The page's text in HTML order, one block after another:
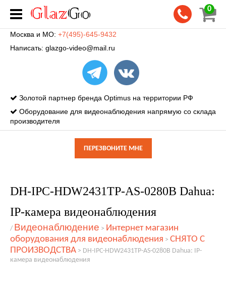
0
Москва и МО: +7(495)-645-9432
Написать: glazgo-video@mail.ru
Золотой партнер бренда Optimus на территории РФ
Оборудование для видеонаблюдения напрямую со склада
производителя
ПЕРЕЗВОНИТЕ МНЕ
DH-IPC-HDW2431TP-AS-0280B Dahua:
IP-камера видеонаблюдения
/ Видеонаблюдение > Интернет магазин
оборудования для видеонаблюдения > СНЯТО С
ПРОИЗВОДСТВА > DH-IPC-HDW2431TP-AS-0280B Dahua: IP-
камера видеонаблюдения